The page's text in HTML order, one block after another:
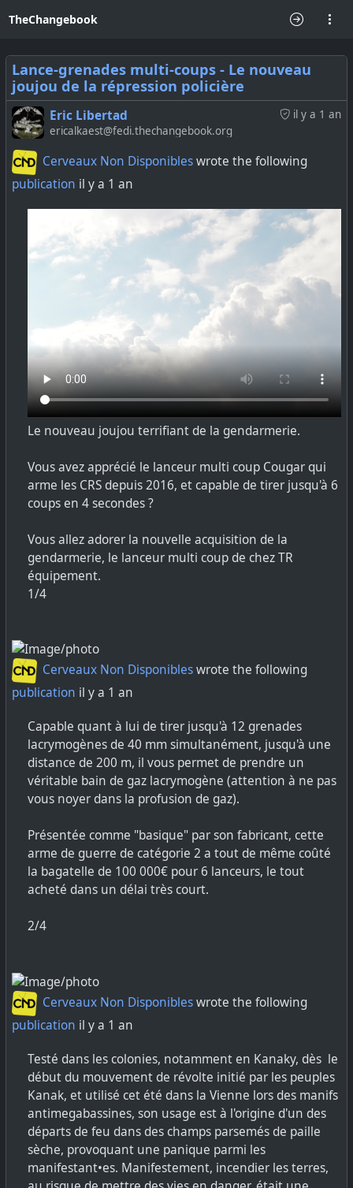
TheChangebook
Lance-grenades multi-coups - Le nouveau
joujou de la répression policière
il y a 1 an
Eric Libertad
ericalkaest@fedi.thechangebook.org
Cerveaux Non Disponibleswrote the following
publication il y a 1 an
Le nouveau joujou terrifiant de la gendarmerie.
Vous avez apprécié le lanceur multi coup Cougar qui
arme les CRS depuis 2016, et capable de tirer jusqu'à 6
coups en 4 secondes ?
Vous allez adorer la nouvelle acquisition de la
gendarmerie, le lanceur multi coup de chez TR
équipement.
1/4
Cerveaux Non Disponibleswrote the following
publication il y a 1 an
Capable quant à lui de tirer jusqu'à 12 grenades
lacrymogènes de 40 mm simultanément, jusqu'à une
distance de 200 m, il vous permet de prendre un
véritable bain de gaz lacrymogène (attention à ne pas
vous noyer dans la profusion de gaz).
Présentée comme "basique" par son fabricant, cette
arme de guerre de catégorie 2 a tout de même coûté
la bagatelle de 100 000€ pour 6 lanceurs, le tout
acheté dans un délai très court.
2/4
Cerveaux Non Disponibleswrote the following
publication il y a 1 an
Testé dans les colonies, notamment en Kanaky, dès le
début du mouvement de révolte initié par les peuples
Kanak, et utilisé cet été dans la Vienne lors des manifs
antimegabassines, son usage est à l'origine d'un des
départs de feu dans des champs parsemés de paille
sèche, provoquant une panique parmi les
manifestant•es. Manifestement, incendier les terres,